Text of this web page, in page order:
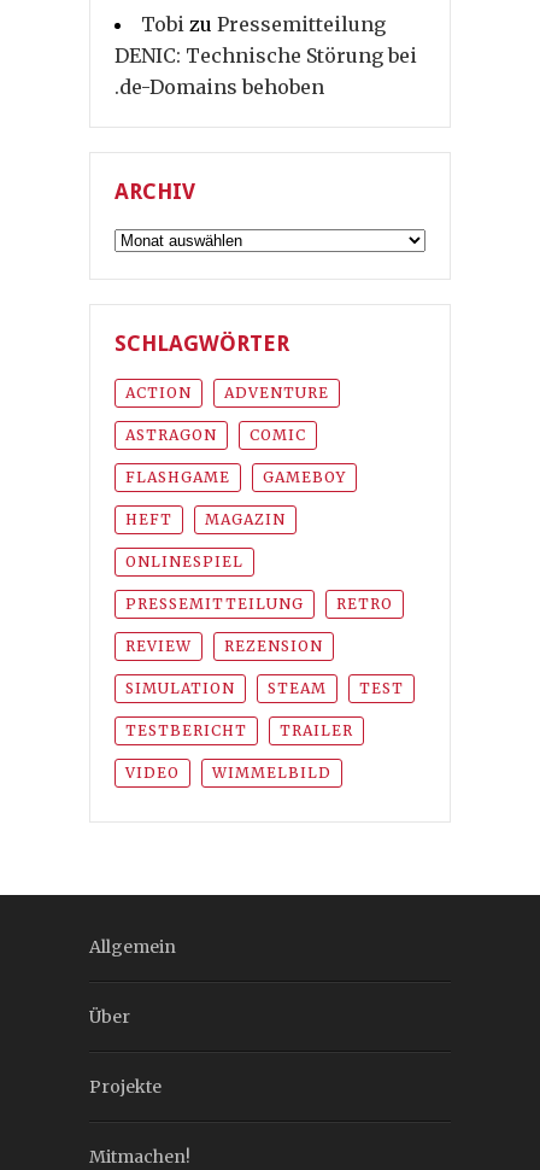
Tobi zu Pressemitteilung
DENIC: Technische Störung bei
.de-Domains behoben
ARCHIV
Archiv
SCHLAGWÖRTER
ACTION ADVENTURE
ASTRAGON COMIC
FLASHGAME GAMEBOY
HEFT MAGAZIN
ONLINESPIEL
PRESSEMITTEILUNG RETRO
REVIEW REZENSION
SIMULATION STEAM TEST
TESTBERICHT TRAILER
VIDEO WIMMELBILD
Allgemein
Über
Projekte
Mitmachen!